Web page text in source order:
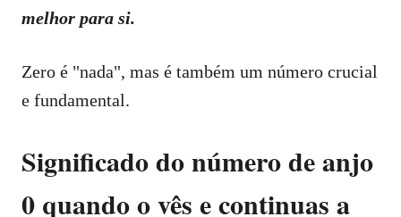
melhor para si.
Zero é "nada", mas é também um número crucial
e fundamental.
Significado do número de anjo
0 quando o vês e continuas a